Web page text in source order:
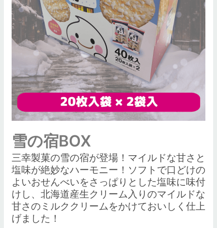
雪の宿BOX
三幸製菓の雪の宿が登場！マイルドな甘さと
塩味が絶妙なハーモニー！ソフトで口どけの
よいおせんべいをさっぱりとした塩味に味付
けし、北海道産生クリーム入りのマイルドな
甘さのミルククリームをかけておいしく仕上
げました！